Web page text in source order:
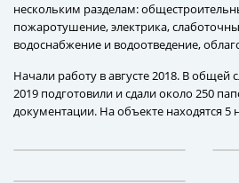
нескольким разделам:
пожаротушение, электрика,
водоснабжение и водоотведение,
Начали работу в августе 2018. В общей
2019 подготовили и сдали около 250
документации. На объекте находятся